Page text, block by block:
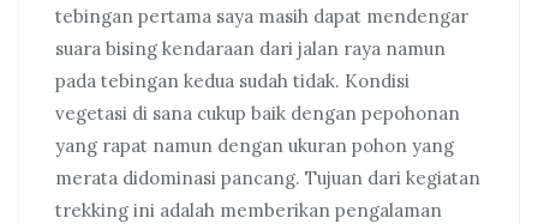
tebingan pertama saya masih dapat mendengar
suara bising kendaraan dari jalan raya namun
pada tebingan kedua sudah tidak. Kondisi
vegetasi di sana cukup baik dengan pepohonan
yang rapat namun dengan ukuran pohon yang
merata didominasi pancang. Tujuan dari kegiatan
trekking ini adalah memberikan pengalaman